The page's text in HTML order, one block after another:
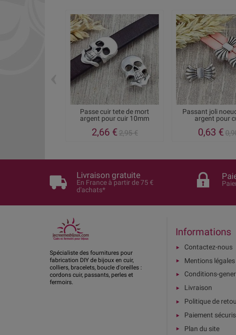
Passe cuir tete de mort
argent pour cuir 10mm
2,66 €2,95 €
Passant joli
argent pour
0,63 €
Livraison gratuite
En France à partir de 75 €
d'achats*
Spécialiste des fournitures pour
fabrication DIY de bijoux en cuir,
colliers, bracelets, boucle d'oreilles :
cordons cuir, passants, perles et
fermoirs.
Informations
Contactez-nous
Mentions légales
Conditions-
Livraison
Politique de
Paiement
Plan du site